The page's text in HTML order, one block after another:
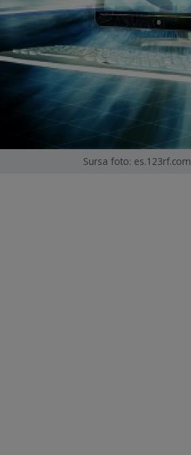
Sursa foto: es.123rf.com